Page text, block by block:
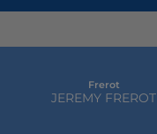
Frerot
JEREMY FREROT